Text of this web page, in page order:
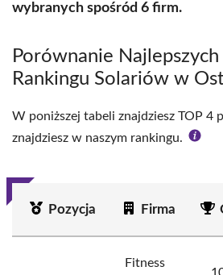
wybranych spośród 6 firm.
Porównanie
Rankingu Solariów w
W poniższej tabeli znajdziesz TOP 4
znajdziesz w naszym rankingu.
Pozycja Firma
Fitness